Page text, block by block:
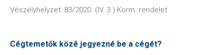
Vészélyhelyzet: 83/2020. (IV. 3.) Korm. rendelet
Cégtemetők közé jegyezné be a cégét?